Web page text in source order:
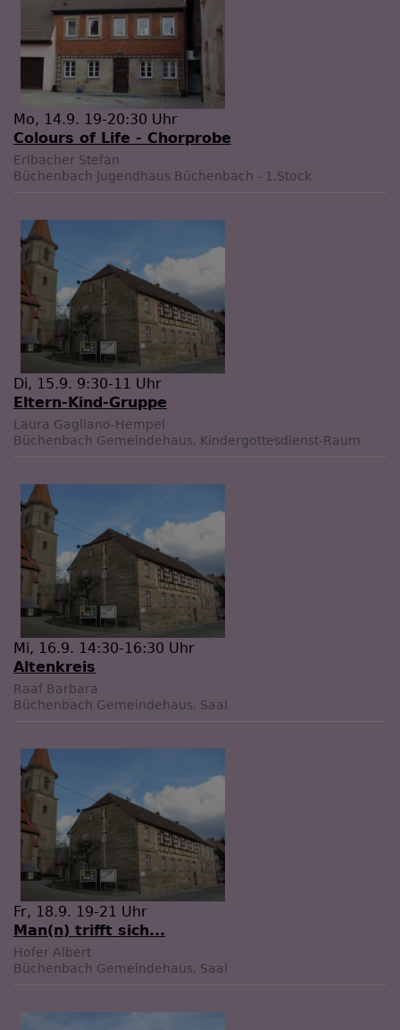
Mo, 14.9. 19-20:30 Uhr
Colours of Life - Chorprobe
Erlbacher Stefan
Büchenbach Jugendhaus Büchenbach - 1.Stock
Di, 15.9. 9:30-11 Uhr
Eltern-Kind-Gruppe
Laura Gagliano-Hempel
Büchenbach Gemeindehaus, Kindergottesdienst-Raum
Mi, 16.9. 14:30-16:30 Uhr
Altenkreis
Raaf Barbara
Büchenbach Gemeindehaus, Saal
Fr, 18.9. 19-21 Uhr
Man(n) trifft sich...
Hofer Albert
Büchenbach Gemeindehaus, Saal